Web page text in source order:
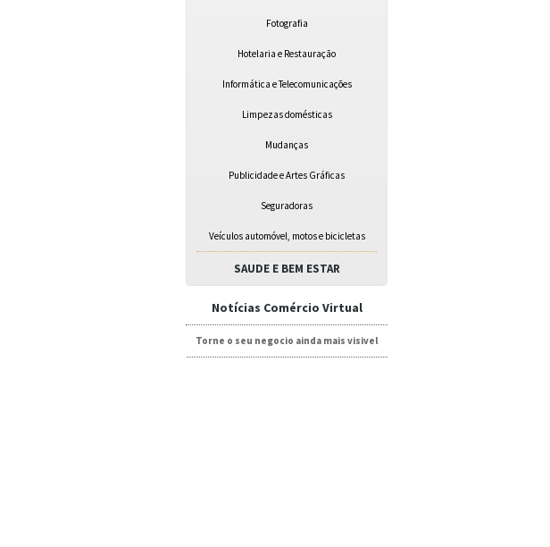
Fotografia
Hotelaria e Restauração
Informática e Telecomunicações
Limpezas domésticas
Mudanças
Publicidade e Artes Gráficas
Seguradoras
Veículos automóvel, motos e bicicletas
SAUDE E BEM ESTAR
Notícias Comércio Virtual
Torne o seu negocio ainda mais visivel